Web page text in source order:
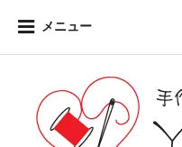
メニュー